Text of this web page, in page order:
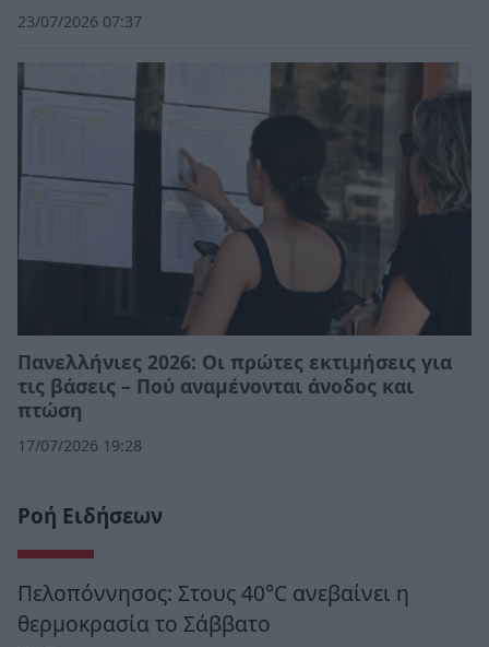
23/07/2026 07:37
Πανελλήνιες 2026: Οι πρώτες εκτιμήσεις για
τις βάσεις – Πού αναμένονται άνοδος και
πτώση
17/07/2026 19:28
Ροή Ειδήσεων
Πελοπόννησος: Στους 40°C ανεβαίνει η
θερμοκρασία το Σάββατο